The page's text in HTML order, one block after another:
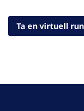
Ta en virtuell